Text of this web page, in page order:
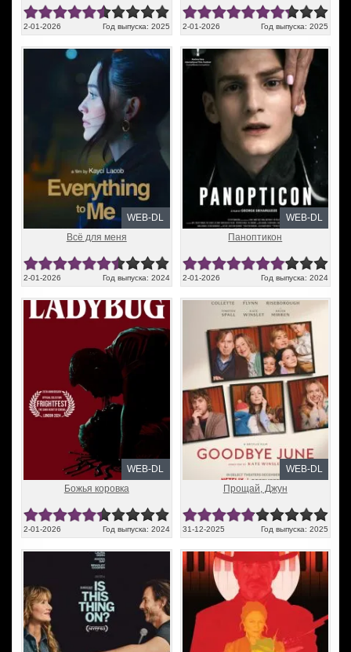
2-01-2026 Год выпуска: 2025 2-01-2026 Год выпуска: 2025
WEB-DL
Всё для меня
2-01-2026 Год выпуска: 2024
WEB-DL
Паноптикон
2-01-2026 Год выпуска: 2024
WEB-DL
Божья коровка
2-01-2026 Год выпуска: 2024
WEB-DL
Прощай, Джун
31-12-2025 Год выпуска: 2025